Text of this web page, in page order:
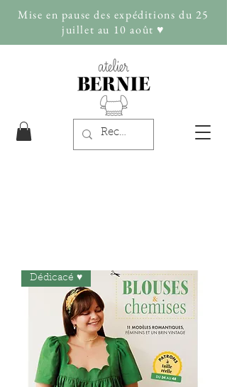
Mise en pause des expéditions du 25
juillet au 10 août ♥︎
Dédicacé ♥︎